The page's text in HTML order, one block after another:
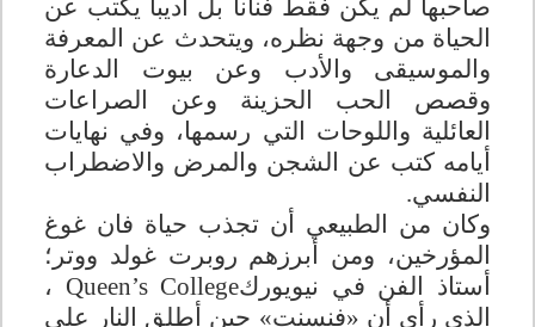
صاحبها لم يكن فقط فناناً بل أديباً يكتب عن
الحياة من وجهة نظره، ويتحدث عن المعرفة
والموسيقى والأدب وعن بيوت الدعارة
وقصص الحب الحزينة وعن الصراعات
العائلية واللوحات التي رسمها، وفي نهايات
أيامه كتب عن الشجن والمرض والاضطراب
النفسي.
وكان من الطبيعي أن تجذب حياة فان غوغ
المؤرخين، ومن أبرزهم روبرت غولد ووتر؛
أستاذ الفن في نيويوركQueen’s College ،
الذي رأى أن «فنسنت» حين أطلق النار على